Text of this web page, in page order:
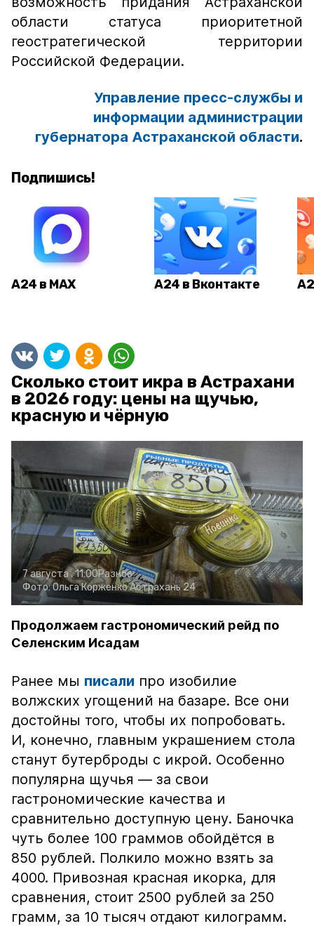
области статуса приоритетной
геостратегической территории
Российской Федерации.
Управление пресс-службы и
информации администрации
губернатора Астраханской области.
Подпишись!
А24 в MAX А24 в Вконтакте
Сколько стоит икра в Астрахани
в 2026 году: цены на щучью,
красную и чёрную
7 августа , 11:00Разное
Фото:Ольга КорженкоАстрахань 24
Продолжаем гастрономический рейд по
Селенским Исадам
Ранее мы писали про изобилие
волжских угощений на базаре. Все они
достойны того, чтобы их попробовать.
И, конечно, главным украшением стола
станут бутерброды с икрой. Особенно
популярна щучья — за свои
гастрономические качества и
сравнительно доступную цену. Баночка
чуть более 100 граммов обойдётся в
850 рублей. Полкило можно взять за
4000. Привозная красная икорка, для
сравнения, стоит 2500 рублей за 250
грамм, за 10 тысяч отдают килограмм.